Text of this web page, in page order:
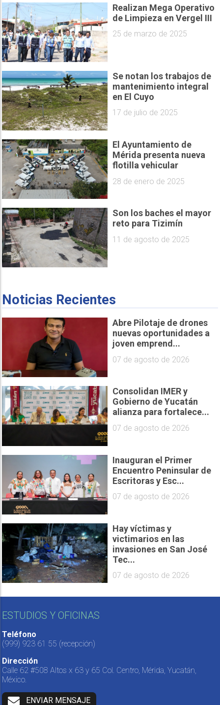
Realizan Mega Operativo
de Limpieza en Vergel III
25 de marzo de 2025
Se notan los trabajos de
mantenimiento integral
en El Cuyo
17 de julio de 2025
El Ayuntamiento de
Mérida presenta nueva
flotilla vehicular
28 de enero de 2025
Son los baches el mayor
reto para Tizimín
11 de agosto de 2025
Noticias Recientes
Abre Pilotaje de drones
nuevas oportunidades a
joven emprend...
07 de agosto de 2026
Consolidan IMER y
Gobierno de Yucatán
alianza para fortalece...
07 de agosto de 2026
Inauguran el Primer
Encuentro Peninsular de
Escritoras y Esc...
07 de agosto de 2026
Hay víctimas y
victimarios en las
invasiones en San José
Tec...
07 de agosto de 2026
ESTUDIOS Y OFICINAS
Teléfono
(999) 923 61 55 (recepción)
Dirección
Calle 62 #508 Altos x 63 y 65 Col. Centro, Mérida, Yucatán,
México.
ENVIAR MENSAJE